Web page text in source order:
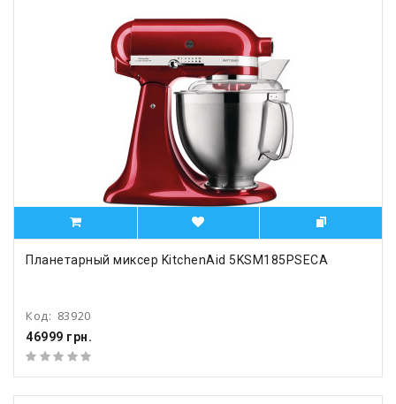
Планетарный миксер KitchenAid 5KSM185PSECA
Код: 83920
46999 грн.